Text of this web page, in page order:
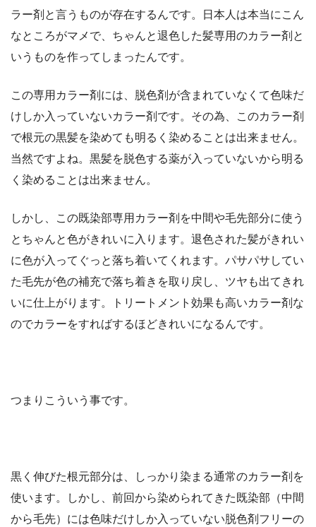
ラー剤と言うものが存在するんです。日本人は本当にこん
なところがマメで、ちゃんと退色した髪専用のカラー剤と
いうものを作ってしまったんです。
この専用カラー剤には、脱色剤が含まれていなくて色味だ
けしか入っていないカラー剤です。その為、このカラー剤
で根元の黒髪を染めても明るく染めることは出来ません。
当然ですよね。黒髪を脱色する薬が入っていないから明る
く染めることは出来ません。
しかし、この既染部専用カラー剤を中間や毛先部分に使う
とちゃんと色がきれいに入ります。退色された髪がきれい
に色が入ってぐっと落ち着いてくれます。パサパサしてい
た毛先が色の補充で落ち着きを取り戻し、ツヤも出てきれ
いに仕上がります。トリートメント効果も高いカラー剤な
のでカラーをすればするほどきれいになるんです。
つまりこういう事です。
黒く伸びた根元部分は、しっかり染まる通常のカラー剤を
使います。しかし、前回から染められてきた既染部（中間
から毛先）には色味だけしか入っていない脱色剤フリーの